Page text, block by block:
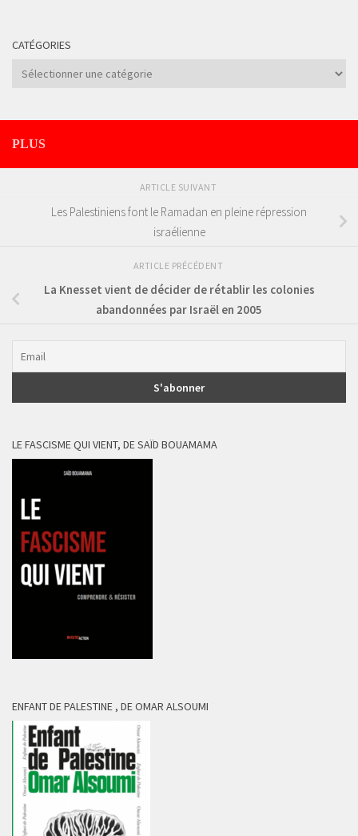
CATÉGORIES
Catégories
PLUS
ARTICLE SUIVANT
Les Palestiniens font le Ramadan en pleine répression
israélienne
ARTICLE PRÉCÉDENT
La Knesset vient de décider de rétablir les colonies
abandonnées par Israël en 2005
LE FASCISME QUI VIENT, DE SAÏD BOUAMAMA
ENFANT DE PALESTINE , DE OMAR ALSOUMI